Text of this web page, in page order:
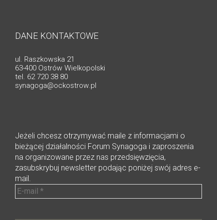
DANE KONTAKTOWE
ul. Raszkowska 21
63-400 Ostrów Wielkopolski
tel. 62 720 38 80
synagoga@ockostrow.pl
Jeżeli chcesz otrzymywać maile z informacjami o
bieżącej działalności Forum Synagoga i zaproszenia
na organizowane przez nas przedsięwzięcia,
zasubskrybuj newsletter podając poniżej swój adres e-
mail.